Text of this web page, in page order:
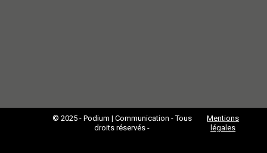
© 2025 - Podium | Communication - Tous
droits réservés -
Mentions
légales